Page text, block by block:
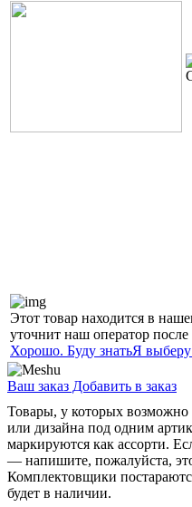
Этот товар находится в
уточнит наш оператор после
Хорошо. Буду знатьЯ выберу
Ваш заказ Добавить в заказ
Товары, у которых возможно
или дизайна под одним
маркируются как ассорти.
— напишите, пожалуйста,
Комплектовщики
будет в наличии.